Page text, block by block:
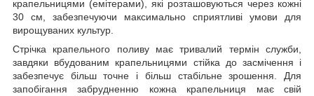
крапельницями (емітерами), які розташовуються через кожні
30 см, забезпечуючи максимально сприятливі умови для
вирощуваних культур.
Стрічка крапельного поливу має тривалий термін служби,
завдяки вбудованим крапельницями стійка до засмічення і
забезпечує більш точне і більш стабільне зрошення. Для
запобігання забрудненню кожна крапельниця має свій